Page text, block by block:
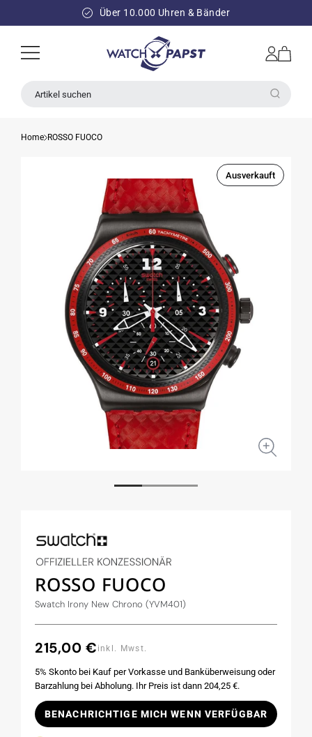
INHALT
Über 10.000 Uhren & Bänder
Einloggen
Warenkorb
Artikel suchen
Home ROSSO FUOCO
Ausverkauft
ROSSO FUOCO
Swatch Irony New Chrono (YVM401)
Normaler
215,00 € inkl. Mwst.
5% Skonto bei Kauf per Vorkasse und Banküberweisung oder
Barzahlung bei Abholung. Ihr Preis ist dann 204,25 €.
BENACHRICHTIGE MICH WENN VERFÜGBAR